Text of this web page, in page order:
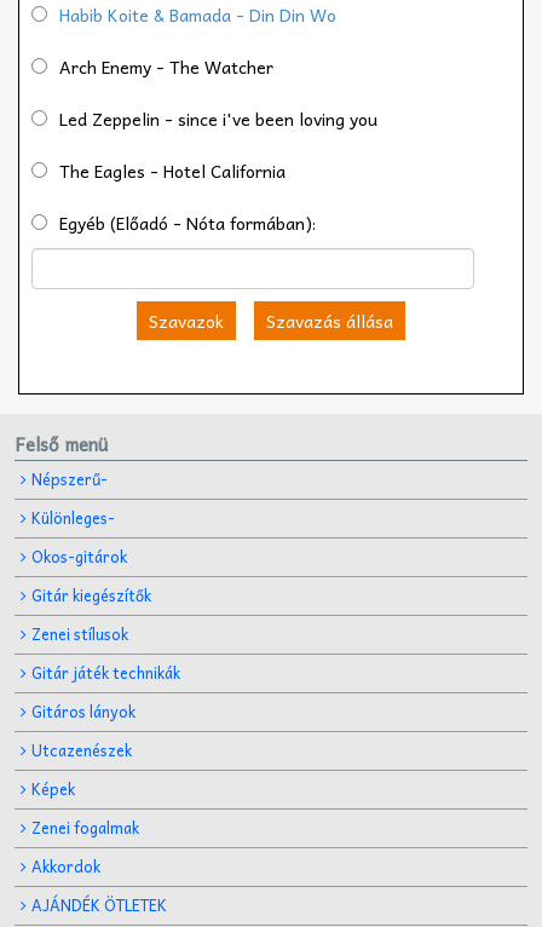
Habib Koite & Bamada - Din Din Wo
Arch Enemy - The Watcher
Led Zeppelin - since i've been loving you
The Eagles - Hotel California
Egyéb (Előadó - Nóta formában):
Szavazok Szavazás állása
Felső menü
Népszerű-
Különleges-
Okos-gitárok
Gitár kiegészítők
Zenei stílusok
Gitár játék technikák
Gitáros lányok
Utcazenészek
Képek
Zenei fogalmak
Akkordok
AJÁNDÉK ÖTLETEK